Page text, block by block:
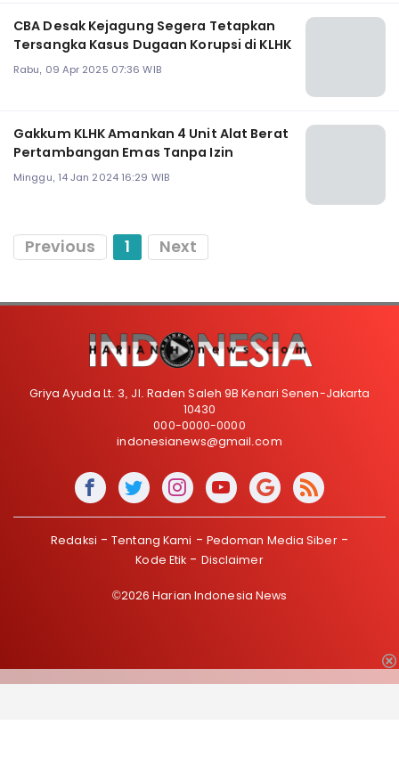
CBA Desak Kejagung Segera Tetapkan
Tersangka Kasus Dugaan Korupsi di KLHK
Rabu, 09 Apr 2025 07:36 WIB
Gakkum KLHK Amankan 4 Unit Alat Berat
Pertambangan Emas Tanpa Izin
Minggu, 14 Jan 2024 16:29 WIB
Previous 1 Next
Griya Ayuda Lt. 3, Jl. Raden Saleh 9B Kenari Senen-Jakarta
10430
000-0000-0000
indonesianews@gmail.com
Redaksi Tentang Kami
Pedoman Media Siber
Kode Etik
Disclaimer
©2026 Harian Indonesia News